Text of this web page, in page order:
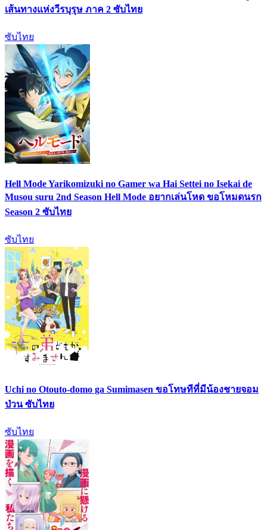
เส้นทางแห่งวีรบุรุษ ภาค 2 ซับไทย
ซับไทย
Hell Mode Yarikomizuki no Gamer wa Hai Settei no Isekai de
Musou suru 2nd Season Hell Mode อยากเล่นโหด ขอโหมดนรก
Season 2 ซับไทย
ซับไทย
Uchi no Otouto-domo ga Sumimasen ขอโทษทีที่มีน้องชายจอม
ป่วน ซับไทย
ซับไทย